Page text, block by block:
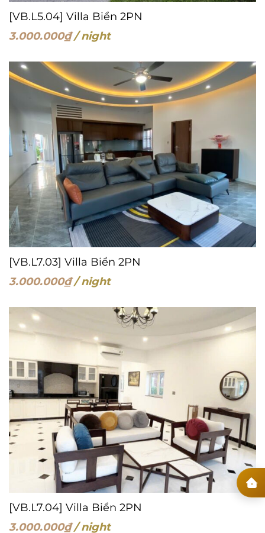
[VB.L5.04] Villa Biển 2PN
3.000.000₫/ night
[VB.L7.03] Villa Biển 2PN
3.000.000₫/ night
[VB.L7.04] Villa Biển 2PN
3.000.000₫/ night